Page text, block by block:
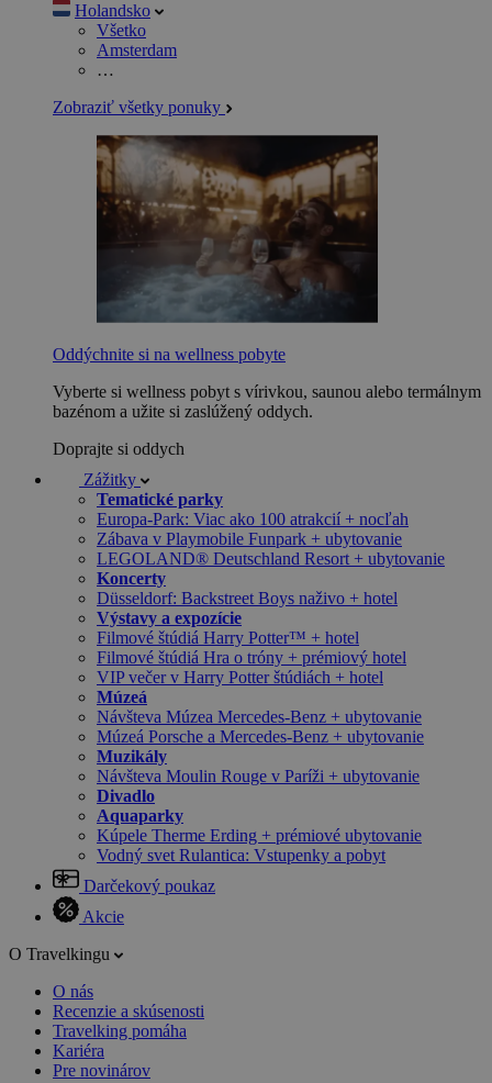
Holandsko
Všetko
Amsterdam
…
Zobraziť všetky ponuky
Oddýchnite si na wellness pobyte
Vyberte si wellness pobyt s vírivkou, saunou alebo termálnym
bazénom a užite si zaslúžený oddych.
Doprajte si oddych
Zážitky
Tematické parky
Europa-Park: Viac ako 100 atrakcií + nocľah
Zábava v Playmobile Funpark + ubytovanie
LEGOLAND® Deutschland Resort + ubytovanie
Koncerty
Düsseldorf: Backstreet Boys naživo + hotel
Výstavy a expozície
Filmové štúdiá Harry Potter™ + hotel
Filmové štúdiá Hra o tróny + prémiový hotel
VIP večer v Harry Potter štúdiách + hotel
Múzeá
Návšteva Múzea Mercedes-Benz + ubytovanie
Múzeá Porsche a Mercedes-Benz + ubytovanie
Muzikály
Návšteva Moulin Rouge v Paríži + ubytovanie
Divadlo
Aquaparky
Kúpele Therme Erding + prémiové ubytovanie
Vodný svet Rulantica: Vstupenky a pobyt
Darčekový poukaz
Akcie
O Travelkingu
O nás
Recenzie a skúsenosti
Travelking pomáha
Kariéra
Pre novinárov